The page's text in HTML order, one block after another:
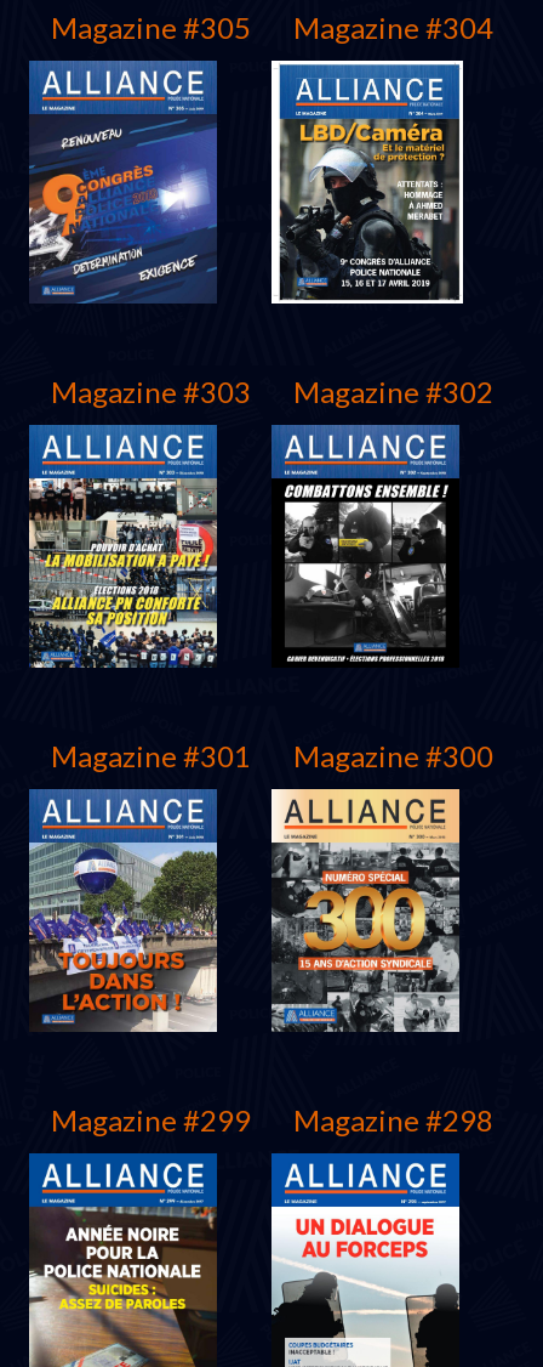
décembre 2019 Septembre 2019
Magazine #305
Juin 2019
Magazine #304
Mars 2019
Magazine #303
Décembre 2018
Magazine #302
Novembre 2018
Magazine #301
Juin 2018
Magazine #300
Mars 2018
Magazine #299 Magazine #298